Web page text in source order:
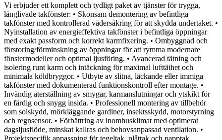
Vi erbjuder ett komplett och tydligt paket av tjänster för trygga,
långlivade takfönster: • Skonsam demontering av befintliga
takfönster med kontrollerad vädersäkring för att skydda undertaket. •
Nyinstallation av energieffektiva takfönster i befintliga öppningar
med exakt passform och korrekt karmfixering. • Ombyggnad och
förstoring/förminskning av öppningar för att rymma modernare
fönstermodeller och optimal ljusföring. • Avancerad tätning och
isolering runt karm och intäckning för maximal lufttäthet och
minimala köldbryggor. • Utbyte av slitna, läckande eller immiga
takfönster med dokumenterad funktionskontroll efter montage. •
Invändig återställning av smygar, karmanslutningar och ytskikt för
en färdig och snygg insida. • Professionell montering av tillbehör
som solskydd, mörkläggande gardiner, insektsskydd, motorstyrning
och regnsensor. • Förbättring av inomhusklimat med optimerat
dagsljusflöde, minskat kallras och behovsanpassad ventilation. •
Projektspecifik anpassning för tegeltak, plåttak och papptak